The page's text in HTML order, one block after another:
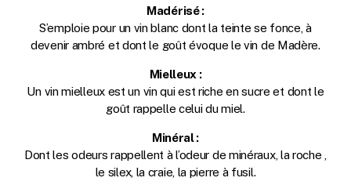
Madérisé :
S’emploie pour un vin blanc dont la teinte se fonce, à
devenir ambré et dont le goût évoque le vin de Madère.
Mielleux :
Un vin mielleux est un vin qui est riche en sucre et dont le
goût rappelle celui du miel.
Minéral :
Dont les odeurs rappellent à l’odeur de minéraux, la roche ,
le silex, la craie, la pierre à fusil.